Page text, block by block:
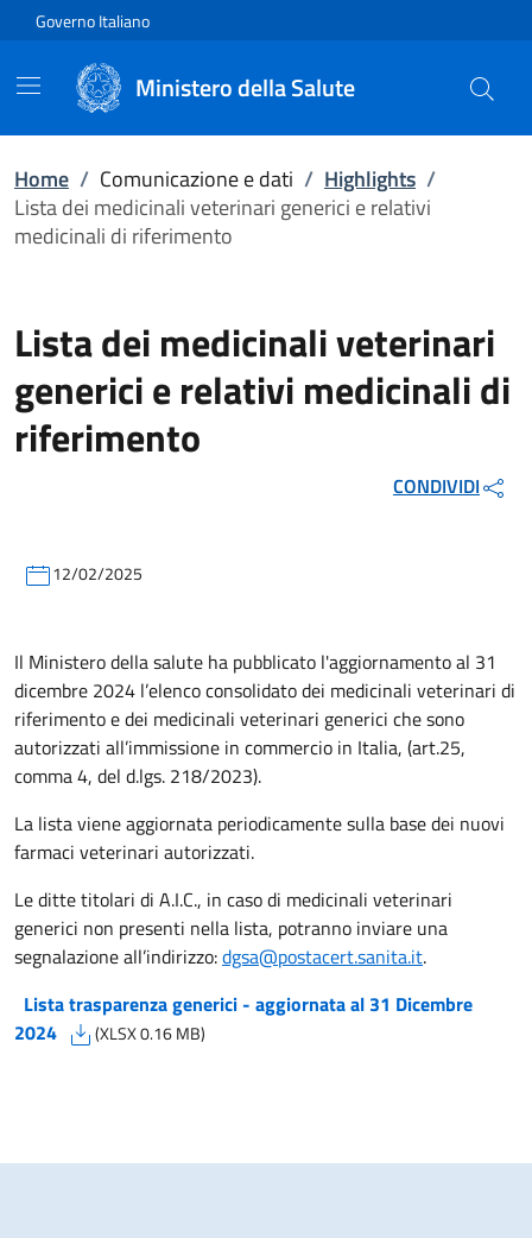
Vai direttamente al contenuto
Governo Italiano
Ministero della Salute
Home / Comunicazione e dati / Highlights /
Lista dei medicinali veterinari generici e relativi
medicinali di riferimento
Lista dei medicinali veterinari
generici e relativi medicinali di
riferimento
CONDIVIDI
12/02/2025
Il Ministero della salute ha pubblicato l'aggiornamento al 31
dicembre 2024 l’elenco consolidato dei medicinali veterinari di
riferimento e dei medicinali veterinari generici che sono
autorizzati all’immissione in commercio in Italia, (art.25,
comma 4, del d.lgs. 218/2023).
La lista viene aggiornata periodicamente sulla base dei nuovi
farmaci veterinari autorizzati.
Le ditte titolari di A.I.C., in caso di medicinali veterinari
generici non presenti nella lista, potranno inviare una
segnalazione all’indirizzo:dgsa@postacert.sanita.it.
Lista trasparenza generici - aggiornata al 31 Dicembre
2024
(XLSX 0.16 MB)